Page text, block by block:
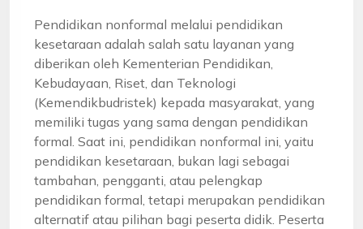
Pendidikan nonformal melalui pendidikan
kesetaraan adalah salah satu layanan yang
diberikan oleh Kementerian Pendidikan,
Kebudayaan, Riset, dan Teknologi
(Kemendikbudristek) kepada masyarakat, yang
memiliki tugas yang sama dengan pendidikan
formal. Saat ini, pendidikan nonformal ini, yaitu
pendidikan kesetaraan, bukan lagi sebagai
tambahan, pengganti, atau pelengkap
pendidikan formal, tetapi merupakan pendidikan
alternatif atau pilihan bagi peserta didik. Peserta